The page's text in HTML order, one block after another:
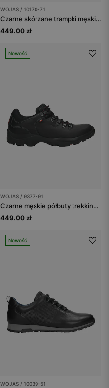
WOJAS / 10170-71
Czarne skórzane trampki męskie ze wstawkami z dwoiny
449.00 zł
Nowość
WOJAS / 9377-91
Czarne męskie półbuty trekkingowe
449.00 zł
Nowość
WOJAS / 10039-51